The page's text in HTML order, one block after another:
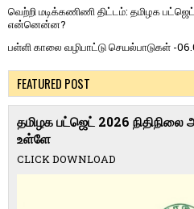
வெற்றி மடிக்கணிணி திட்டம்: தமிழக
என்னென்ன?
பள்ளி காலை வழிபாட்டு செயல்பாடுகள் -
FEATURED POST
தமிழக பட்ஜெட் 2026 நிதிநிலை
உள்ளே
CLICK DOWNLOAD